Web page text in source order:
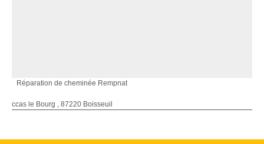
Réparation de cheminée Rempnat
ccas le Bourg , 87220 Boisseuil